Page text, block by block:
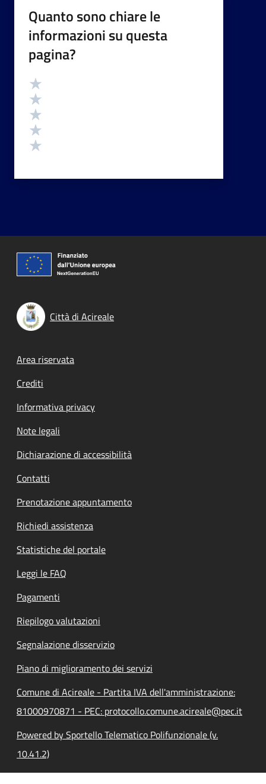
Quanto sono chiare le
informazioni su questa
pagina?
Valutazione
Città di Acireale
Footer menu
Area riservata
Crediti
Informativa privacy
Note legali
Dichiarazione di accessibilità
Contatti
Prenotazione appuntamento
Richiedi assistenza
Statistiche del portale
Leggi le FAQ
Pagamenti
Riepilogo valutazioni
Segnalazione disservizio
Piano di miglioramento dei servizi
Comune di Acireale - Partita IVA dell'amministrazione:
81000970871 - PEC: protocollo.comune.acireale@pec.it
Powered by Sportello Telematico Polifunzionale (v.
10.41.2)